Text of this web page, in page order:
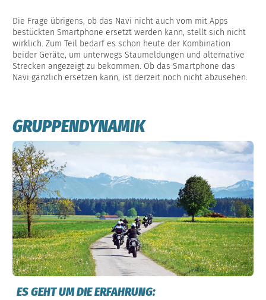
Die Frage übrigens, ob das Navi nicht auch vom mit Apps
bestückten Smartphone ersetzt werden kann, stellt sich nicht
wirklich. Zum Teil bedarf es schon heute der Kombination
beider Geräte, um unterwegs Staumeldungen und alternative
Strecken angezeigt zu bekommen. Ob das Smartphone das
Navi gänzlich ersetzen kann, ist derzeit noch nicht abzusehen.
GRUPPENDYNAMIK
ES GEHT UM DIE ERFAHRUNG: